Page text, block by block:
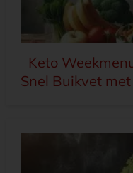
Keto
Snel Buikvet